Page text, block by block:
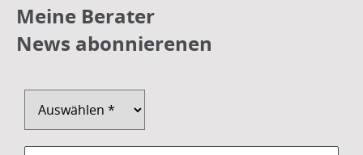
Meine Berater
News abonnierenen